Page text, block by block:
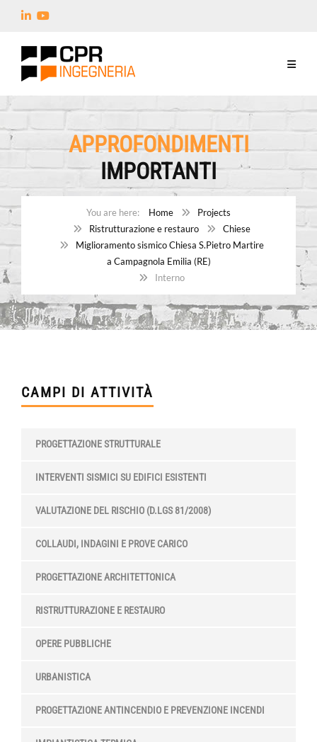
APPROFONDIMENTI
IMPORTANTI
Home
Projects
Ristrutturazione e restauro
Chiese
Miglioramento sismico Chiesa S.Pietro Martire
a Campagnola Emilia (RE)
Interno
CAMPI DI ATTIVITÀ
PROGETTAZIONE STRUTTURALE
INTERVENTI SISMICI SU EDIFICI ESISTENTI
VALUTAZIONE DEL RISCHIO (D.LGS 81/2008)
COLLAUDI, INDAGINI E PROVE CARICO
PROGETTAZIONE ARCHITETTONICA
RISTRUTTURAZIONE E RESTAURO
OPERE PUBBLICHE
URBANISTICA
PROGETTAZIONE ANTINCENDIO E PREVENZIONE INCENDI